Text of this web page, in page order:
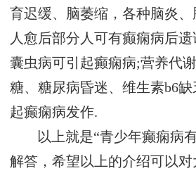
育迟缓、脑萎缩，各种脑炎
人愈后部分人可有癫痫病后
囊虫病可引起癫痫病;营养代
糖、糖尿病昏迷、维生素b6缺
起癫痫病发作.
以上就是“青少年癫痫病
解答，希望以上的介绍可以